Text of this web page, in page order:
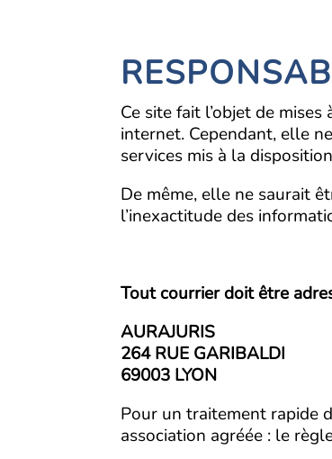
Ce site fait l’objet de
internet. Cependant, elle
services mis à la
De même, elle ne saurait
l’inexactitude des
Tout courrier doit être
AURAJURIS
264 RUE GARIBALDI
69003 LYON
Pour un traitement rapide
association agréée : le